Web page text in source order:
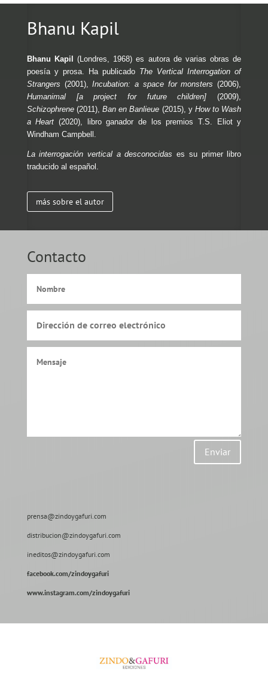
Bhanu Kapil
Bhanu Kapil
(Londres, 1968) es autora de varias obras de
poesía y prosa. Ha publicado The Vertical Interrogation of
Strangers (2001),Incubation: a space for monsters(2006),
Humanimal [a project for future children](2009),
Schizophrene (2011),Ban en Banlieue (2015), y How to Wash
a Heart(2020), libro ganador de los premios T.S. Eliot y
Windham Campbell.
La interrogación vertical a desconocidases su primer libro
traducido al español.
más sobre el autor
Contacto
Enviar
prensa@zindoygafuri.com
distribucion@zindoygafuri.com
ineditos@zindoygafuri.com
facebook.com/zindoygafuri
www.instagram.com/zindoygafuri